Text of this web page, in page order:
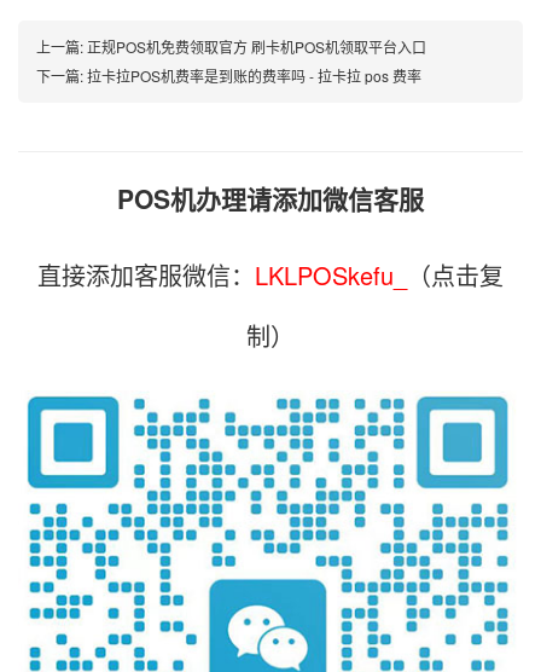
上一篇: 正规POS机免费领取官方 刷卡机POS机领取平台入口
下一篇:拉卡拉POS机费率是到账的费率吗 - 拉卡拉 pos 费率
POS机办理请添加微信客服
直接添加客服微信： LKLPOSkefu_
（点击复
制）